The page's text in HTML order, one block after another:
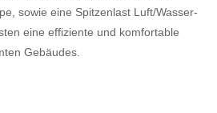
sowie eine Spitzenlast Luft/Wasser-
eine effiziente und komfortable
Gebäudes.